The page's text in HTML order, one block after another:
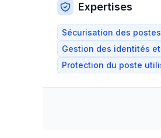
Expertises
Sécurisation des
Gestion des identités
Protection du poste